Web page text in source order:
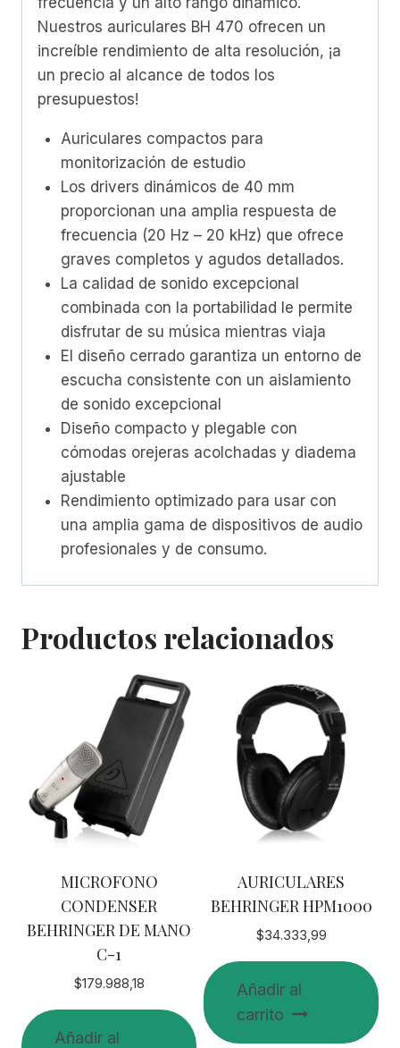
Nuestros auriculares BH 470 ofrecen un
increíble rendimiento de alta resolución, ¡a
un precio al alcance de todos los
presupuestos!
Auriculares compactos para
monitorización de estudio
Los drivers dinámicos de 40 mm
proporcionan una amplia respuesta de
frecuencia (20 Hz – 20 kHz) que ofrece
graves completos y agudos detallados.
La calidad de sonido excepcional
combinada con la portabilidad le permite
disfrutar de su música mientras viaja
El diseño cerrado garantiza un entorno de
escucha consistente con un aislamiento
de sonido excepcional
Diseño compacto y plegable con
cómodas orejeras acolchadas y diadema
ajustable
Rendimiento optimizado para usar con
una amplia gama de dispositivos de audio
profesionales y de consumo.
Productos relacionados
MICROFONO
CONDENSER
BEHRINGER DE MANO
C-1
$179.988,18
Añadir al
AURICULARES
BEHRINGER HPM1000
$34.333,99
Añadir al
carrito